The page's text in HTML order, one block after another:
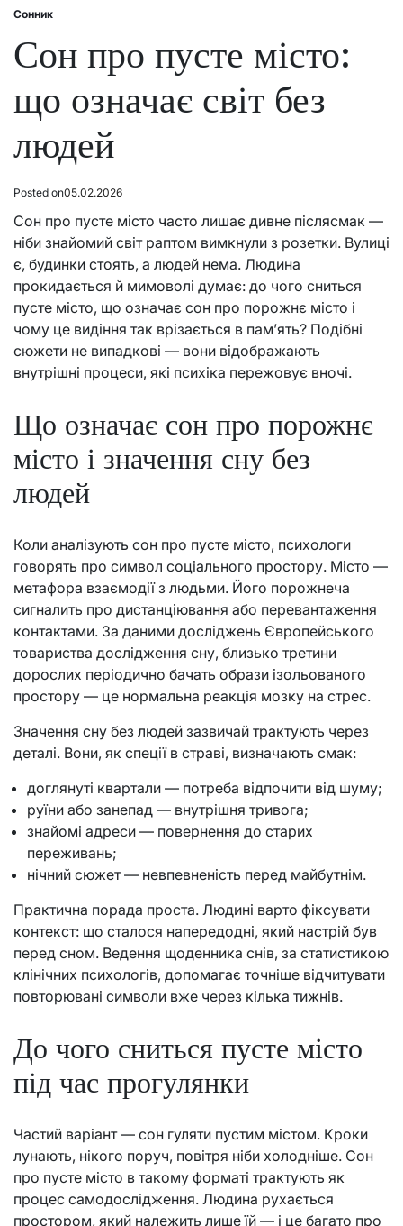
Posted
Сонник
Сон про пусте місто:
що означає світ без
людей
Posted on05.02.2026
Сон про пусте місто часто лишає дивне післясмак —
ніби знайомий світ раптом вимкнули з розетки. Вулиці
є, будинки стоять, а людей нема. Людина
прокидається й мимоволі думає: до чого сниться
пусте місто, що означає сон про порожнє місто і
чому це видіння так врізається в пам’ять? Подібні
сюжети не випадкові — вони відображають
внутрішні процеси, які психіка пережовує вночі.
Що означає сон про порожнє
місто і значення сну без
людей
Коли аналізують сон про пусте місто, психологи
говорять про символ соціального простору. Місто —
метафора взаємодії з людьми. Його порожнеча
сигналить про дистанціювання або перевантаження
контактами. За даними досліджень Європейського
товариства дослідження сну, близько третини
дорослих періодично бачать образи ізольованого
простору — це нормальна реакція мозку на стрес.
Значення сну без людей зазвичай трактують через
деталі. Вони, як спеції в страві, визначають смак:
доглянуті квартали — потреба відпочити від шуму;
руїни або занепад — внутрішня тривога;
знайомі адреси — повернення до старих
переживань;
нічний сюжет — невпевненість перед майбутнім.
Практична порада проста. Людині варто фіксувати
контекст: що сталося напередодні, який настрій був
перед сном. Ведення щоденника снів, за статистикою
клінічних психологів, допомагає точніше відчитувати
повторювані символи вже через кілька тижнів.
До чого сниться пусте місто
під час прогулянки
Частий варіант — сон гуляти пустим містом. Кроки
лунають, нікого поруч, повітря ніби холодніше. Сон
про пусте місто в такому форматі трактують як
процес самодослідження. Людина рухається
простором, який належить лише їй — і це багато про